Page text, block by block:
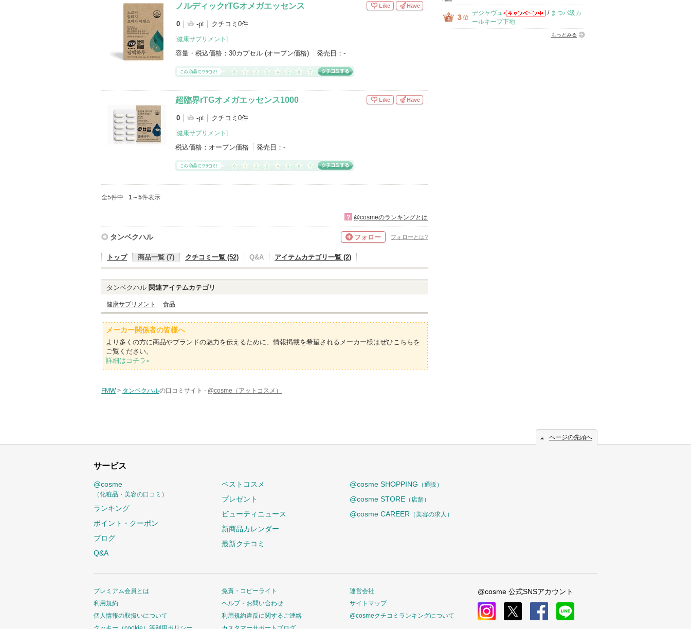
ノルディックrTGオメガエッセンス
0 -pt クチコミ0件
[健康サプリメント ]
容量・税込価格： 30カプセル (オープン価格) 発売日： -
Like Have
超臨界rTGオメガエッセンス1000
0 -pt クチコミ0件
[健康サプリメント ]
税込価格： オープン価格 発売日： -
Like Have
全5件中 1～5件表示
? @cosmeのランキングとは
タンベクハル フォロー フォローとは?
トップ 商品一覧 (7) クチコミ一覧 (52) Q&A アイテムカテゴリ一覧 (2)
タンベクハル 関連アイテムカテゴリ
健康サプリメント 食品
メーカー関係者の皆様へ
より多くの方に商品やブランドの魅力を伝えるために、情報掲載を希望されるメーカー様はぜひこちらを
ご覧ください。
詳細はコチラ»
FMW> タンベクハルの口コミサイト - @cosme（アットコスメ）
デジャヴュ / まつパ級カ
ールキープ下地
もっとみる
ページの先頭へ
サービス
@cosme
（化粧品・美容の口コミ）
ランキング
ポイント・クーポン
ブログ
Q&A
ベストコスメ
プレゼント
ビューティニュース
新商品カレンダー
最新クチコミ
@cosme SHOPPING （通販）
@cosme STORE （店舗）
@cosme CAREER （美容の求人）
プレミアム会員とは
利用規約
個人情報の取扱いについて
免責・コピーライト
ヘルプ・お問い合わせ
利用規約違反に関するご連絡
運営会社
サイトマップ
@cosmeクチコミランキングについて
@cosme 公式SNSアカウント